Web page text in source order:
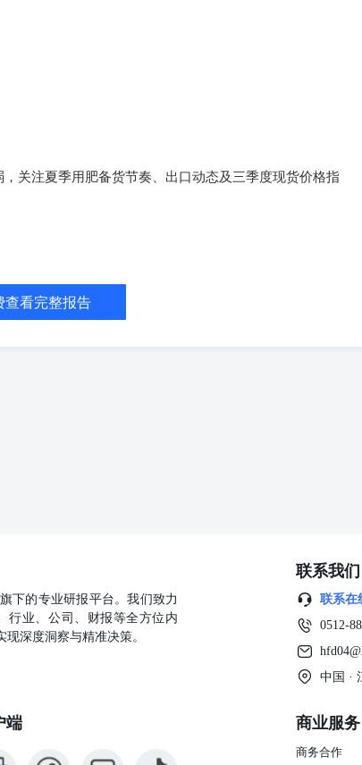
关注夏季用肥备货节奏、出口动态及三季度现货价格指
吨（+4）；河南小颗粒出厂价报价：1810元/吨（0）；山东地区
（-24）；尿素生产利润136元/吨（-55），出口利润2485元/吨
（0.08%）。样本企业总库存量为92.10万吨（+14.45），港口
五、尿素下游开工与订
六、尿素库存与仓
图表 图1：山东尿素小颗粒价
图2：河南尿素小
图3：河南基
图4：
图5
图
查看完整报告
下的专业研报平台。我们致力
行业、公司、财报等全方位内
深度洞察与精准决策。
端
联系我们
联系在
0512-
中国 ·
商业服务
商务合作